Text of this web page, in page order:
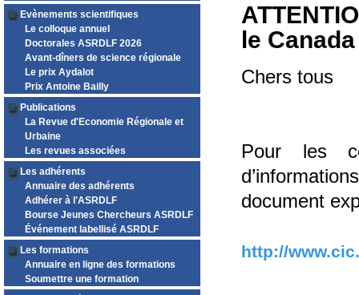
Evènements scientifiques
Le colloque annuel
Doctorales ASRDLF 2026
Avant-dîners de science régionale
Le prix Aydalot
Prix Antoine Bailly
Publications
La Revue d'Economie Régionale et
Urbaine
Les revues associées
Les adhérents
Annuaire des adhérents
Adhérer à l'ASRDLF
Bourse Jeunes Chercheurs ASRDLF
Événement labellisé ASRDLF
Les formations
Annuaire en ligne des formations
Soumettre une formation
le
Chers tous
Pour les
document
http://